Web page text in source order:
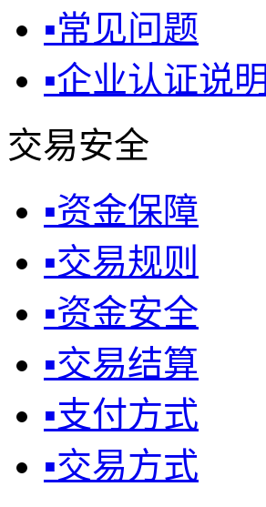
▪常见问题
▪企业认证说明
交易安全
▪资金保障
▪交易规则
▪资金安全
▪交易结算
▪支付方式
▪交易方式